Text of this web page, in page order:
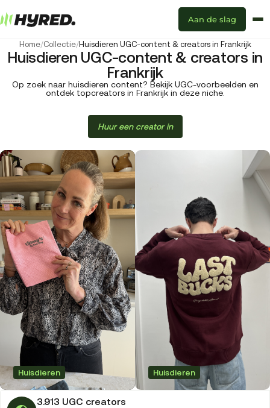
Aan de slag
Home/Collectie/Huisdieren UGC-content & creators in Frankrijk
Huisdieren UGC-content & creators in
Frankrijk
Op zoek naar huisdieren content? Bekijk UGC-voorbeelden en
ontdek topcreators in Frankrijk in deze niche.
Huur een creator in
3.913 UGC creators
Huisdieren Huisdieren